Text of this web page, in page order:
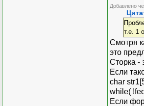
Добавлено
т.е. 1
Смотря
это
Сторка -
Если
char
while(
Если